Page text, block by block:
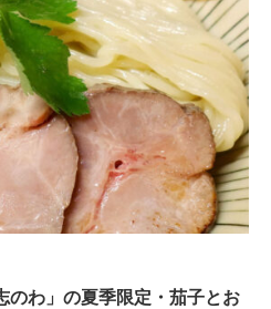
のわ」の夏季限定・茄子とお